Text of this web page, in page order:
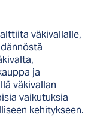
väkivallalle,
ja
väkivallan
vaikutuksia
kehitykseen.